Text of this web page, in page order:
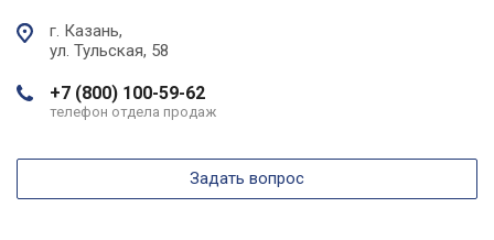
г. Казань,
ул. Тульская, 58
+7 (800) 100-59-62
телефон отдела продаж
Задать вопрос